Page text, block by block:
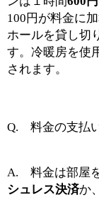
100円が料金に加
ホールを貸し切
す。冷暖房を使
されます。
Q. 料金の支払
A. 料金は部屋
シュレス決済か